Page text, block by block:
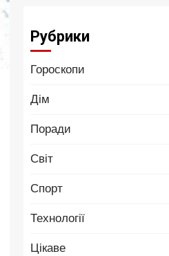
Рубрики
Гороскопи
Дім
Поради
Світ
Спорт
Технології
Цікаве